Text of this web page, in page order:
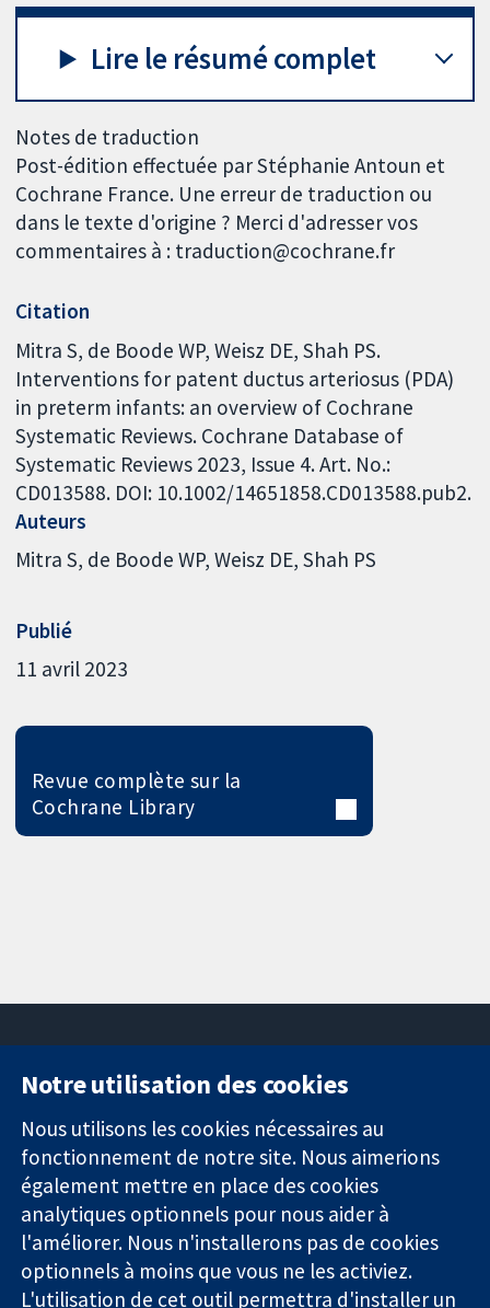
Lire le résumé complet
Notes de traduction
Post-édition effectuée par Stéphanie Antoun et
Cochrane France. Une erreur de traduction ou
dans le texte d'origine ? Merci d'adresser vos
commentaires à : traduction@cochrane.fr
Citation
Mitra S, de Boode WP, Weisz DE, Shah PS.
Interventions for patent ductus arteriosus (PDA)
in preterm infants: an overview of Cochrane
Systematic Reviews. Cochrane Database of
Systematic Reviews 2023, Issue 4. Art. No.:
CD013588. DOI: 10.1002/14651858.CD013588.pub2.
Auteurs
Mitra S de Boode WP Weisz DE Shah PS
Publié
11 avril 2023
Revue complète sur la
Cochrane Library
Des données
probantes.
Des décisions
éclairées.
Une meilleure
santé.
11-13 Cavendish
Square
Londres
W1G0AN
Royaume-Uni
nous
Actualités
Service de
presse
Qui sommes-
nous
Offres
d'emploi
Notre utilisation des cookies
Nous utilisons les cookies nécessaires au
fonctionnement de notre site. Nous aimerions
également mettre en place des cookies
analytiques optionnels pour nous aider à
l'améliorer. Nous n'installerons pas de cookies
optionnels à moins que vous ne les activiez.
L'utilisation de cet outil permettra d'installer un